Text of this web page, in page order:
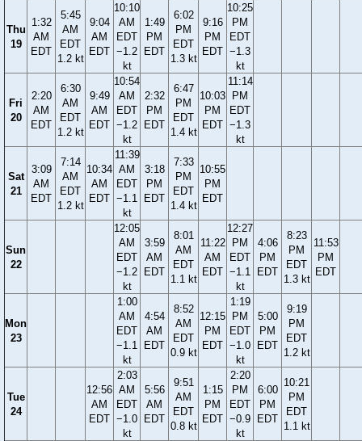
Thu
19
1:32
AM
EDT
5:45
AM
EDT
1.2 kt
9:04
AM
EDT
10:10
AM
EDT
−1.2
kt
1:49
PM
EDT
6:02
PM
EDT
1.3 kt
9:16
PM
EDT
10:25
PM
EDT
−1.3
kt
Fri
20
2:20
AM
EDT
6:30
AM
EDT
1.2 kt
9:49
AM
EDT
10:54
AM
EDT
−1.2
kt
2:32
PM
EDT
6:47
PM
EDT
1.4 kt
10:03
PM
EDT
11:14
PM
EDT
−1.3
kt
Sat
21
3:09
AM
EDT
7:14
AM
EDT
1.2 kt
10:34
AM
EDT
11:39
AM
EDT
−1.1
kt
3:18
PM
EDT
7:33
PM
EDT
1.4 kt
10:55
PM
EDT
Sun
22
12:05
AM
EDT
−1.2
kt
3:59
AM
EDT
8:01
AM
EDT
1.1 kt
11:22
AM
EDT
12:27
PM
EDT
−1.1
kt
4:06
PM
EDT
8:23
PM
EDT
1.3 kt
11:53
PM
EDT
Mon
23
1:00
AM
EDT
−1.1
kt
4:54
AM
EDT
8:52
AM
EDT
0.9 kt
12:15
PM
EDT
1:19
PM
EDT
−1.0
kt
5:00
PM
EDT
9:19
PM
EDT
1.2 kt
Tue
24
12:56
AM
EDT
2:03
AM
EDT
−1.0
kt
5:56
AM
EDT
9:51
AM
EDT
0.8 kt
1:15
PM
EDT
2:20
PM
EDT
−0.9
kt
6:00
PM
EDT
10:21
PM
EDT
1.1 kt